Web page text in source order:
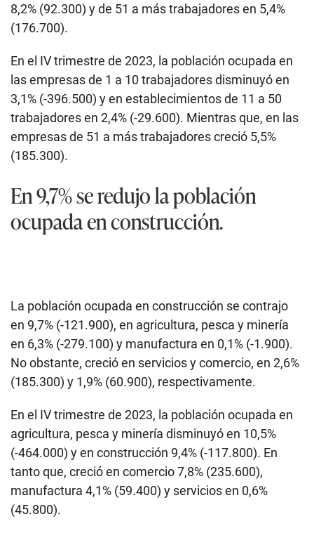
8,2% (92.300) y de 51 a más trabajadores en 5,4%
(176.700).
En el IV trimestre de 2023, la población ocupada en
las empresas de 1 a 10 trabajadores disminuyó en
3,1% (-396.500) y en establecimientos de 11 a 50
trabajadores en 2,4% (-29.600). Mientras que, en las
empresas de 51 a más trabajadores creció 5,5%
(185.300).
En 9,7% se redujo la población
ocupada en construcción.
La población ocupada en construcción se contrajo
en 9,7% (-121.900), en agricultura, pesca y minería
en 6,3% (-279.100) y manufactura en 0,1% (-1.900).
No obstante, creció en servicios y comercio, en 2,6%
(185.300) y 1,9% (60.900), respectivamente.
En el IV trimestre de 2023, la población ocupada en
agricultura, pesca y minería disminuyó en 10,5%
(-464.000) y en construcción 9,4% (-117.800). En
tanto que, creció en comercio 7,8% (235.600),
manufactura 4,1% (59.400) y servicios en 0,6%
(45.800).